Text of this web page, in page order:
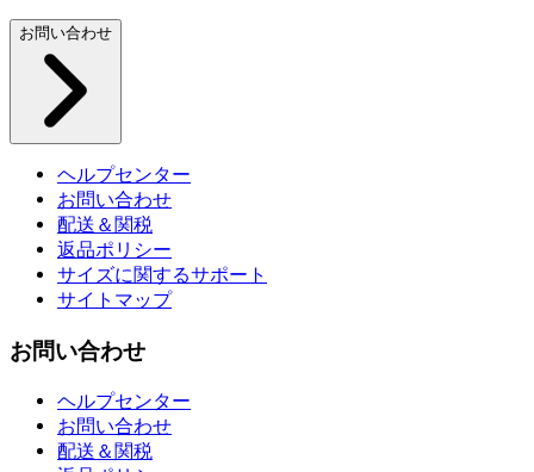
お問い合わせ
ヘルプセンター
お問い合わせ
配送＆関税
返品ポリシー
サイズに関するサポート
サイトマップ
お問い合わせ
ヘルプセンター
お問い合わせ
配送＆関税